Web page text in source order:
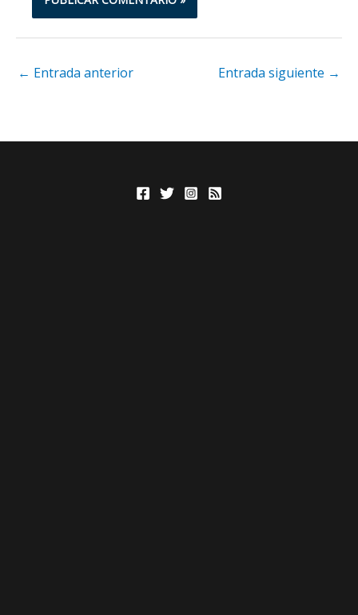
← Entrada anterior Entrada siguiente →